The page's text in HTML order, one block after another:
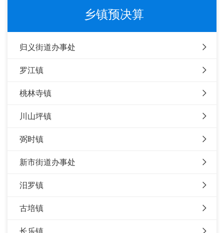
乡镇预决算
归义街道办事处
罗江镇
桃林寺镇
川山坪镇
弼时镇
新市街道办事处
汨罗镇
古培镇
长乐镇